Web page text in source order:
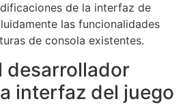
de la interfaz de
las funcionalidades
de consola existentes.
desarrollador
interfaz del juego